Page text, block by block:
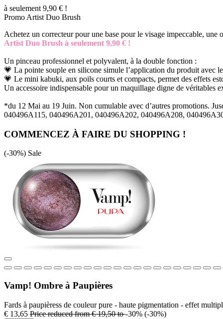
à seulement 9,90 € !
Promo Artist Duo Brush
Achetez un correcteur pour une base pour le visage impeccable,
Artist Duo Brush à seulement 9,90 € !
Un pinceau professionnel et polyvalent, à la double fonction :
💗 La pointe souple en silicone simule l’application du produit avec
💗 Le mini kabuki, aux poils courts et compacts, permet des effets
Un accessoire indispensable pour un maquillage digne de véritables
*du 12 Mai au 19 Juin. Non cumulable avec d’autres promotions.
040496A115, 040496A201, 040496A202, 040496A208,
COMMENCEZ À FAIRE DU SHOPPING !
(-30%) Sale
Vamp! Ombre à Paupières
Fards à paupièress de couleur pure - haute pigmentation - effet
€ 13,65 Price reduced from€ 19,50to-30% (-30%)